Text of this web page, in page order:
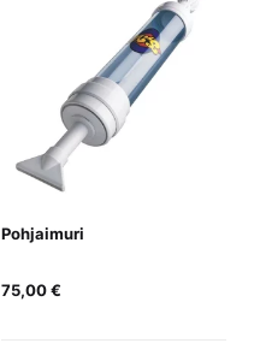
Pohjaimuri
75,00€